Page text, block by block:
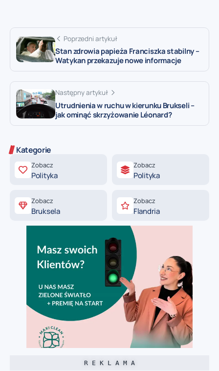
Poprzedni artykuł
Stan zdrowia papieża Franciszka stabilny –
Watykan przekazuje nowe informacje
Następny artykuł
Utrudnienia w ruchu w kierunku Brukseli –
jak ominąć skrzyżowanie Léonard?
Kategorie
Zobacz
Polityka
Zobacz
Polityka
Zobacz
Bruksela
Zobacz
Flandria
R E K L A M A